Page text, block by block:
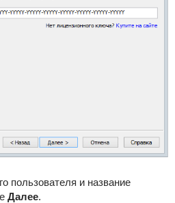
пользователя и название
Далее.